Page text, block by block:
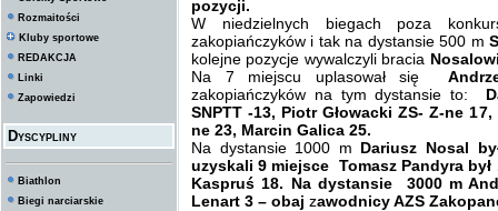
Rozmaitości
Kluby sportowe
REDAKCJA
Linki
Zapowiedzi
Dyscypliny
Biathlon
Biegi narciarskie
pozycji.
W niedzielnych biegach poza
zakopiańczyków i tak na dystansie 500 m
kolejne pozycje wywalczyli bracia
Na 7 miejscu uplasował się
zakopiańczyków na tym dystansie to:
SNPTT -13, Piotr Głowacki ZS- Z-ne
ne 23, Marcin Galica 25.
Na dystansie 1000 m Dariusz Nosal
uzyskali 9 miejsce Tomasz Pandyra
Kaspruś 18. Na dystansie 3000 m
Lenart 3 – obaj zawodnicy AZS